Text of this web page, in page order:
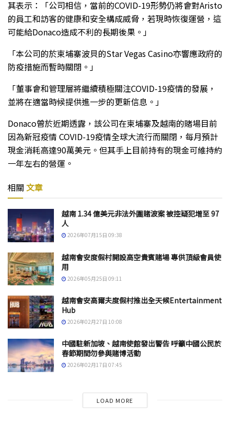
其表示：「公司相信，當前的COVID-19形勢仍將會對Aristo
的員工和訪客的健康和安全構成威脅，若現時恢復運營，這
可能給Donaco造成不利的長期後果。」
「本公司的於柬埔寨波貝的Star Vegas Casino亦響應政府的
防疫措施而暫時關閉。」
「董事會和管理層將繼續積極關注COVID-19疫情的發展，
並將在適當時候提供進一步的更新信息。」
Donaco曾於近期透露，該公司在柬埔寨及越南的賭場目前
因為新冠疫情 COVID-19疫情全球大流行而關閉，每月預計
現金消耗高達90萬美元。但其手上目前持有的現金可維持約
一年左右的營運。
相關 文章
越南 1.34 億美元非法外圍賭波案 被控疑犯增至 97
人
2026年07月15日 09:38
越南會安度假村開設高空貴賓賭場 專供頂級會員使
用
2026年05月25日 09:11
越南會安高爾夫度假村推出全天候Entertainment
Hub
2026年02月27日 10:08
中國駐新加坡、越南使館發出警告 呼籲中國公民於
春節期間勿參與賭博活動
2026年02月17日 07:45
LOAD MORE